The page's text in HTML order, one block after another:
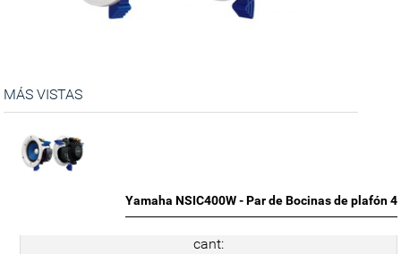
MÁS VISTAS
Yamaha NSIC400W - Par de Bocinas de plafón 4
cant: